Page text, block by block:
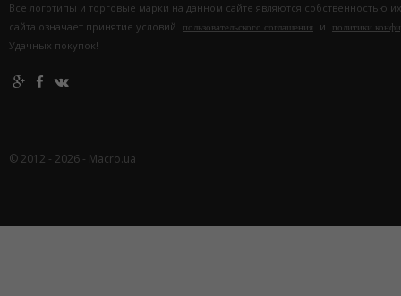
Все логотипы и торговые марки на данном сайте являются собственностью
сайта означает принятие условий
пользовательского соглашения и политики
Удачных покупок!
© 2012 - 2026 - Macro.ua